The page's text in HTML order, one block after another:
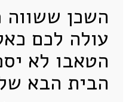
השכן ששווה
עולה לכם
הטאבו לא
הבית הבא